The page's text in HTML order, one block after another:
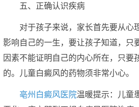
五、正确认识疾病
对于孩子来说，家长首先要从心理
影响自己的一生，要让孩子知道，只
因素不能证明自己的内心所在，只
的。儿童白癜风的药物须非常小心。
亳州白癜风医院温暖提示：儿童